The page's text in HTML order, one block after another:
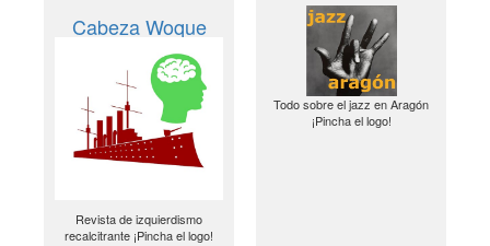
Cabeza Woque
Revista de izquierdismo
recalcitrante ¡Pincha el logo!
Todo sobre el jazz en Aragón
¡Pincha el logo!